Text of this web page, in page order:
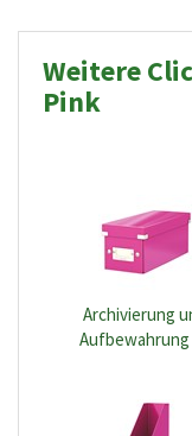
Weitere
Pink
Archivierung
Aufbewahrung